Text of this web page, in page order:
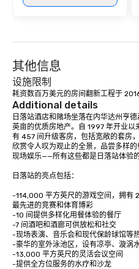
其他信息
设施限制
耗资数百万美元的房间翻新工程于
Additional details
日落站酒店和赌场坐落在内华达州亨
英亩的优质房地产。自 1997 年开业
有 457 间升级客房，包括宽敞的套房
欣赏令人叹为观止的全景，品尝多样
现场娱乐——所有这些都是日落站体验
日落站的亮点包括：
-114,000 平方英尺的游戏空间，拥有
最先进的竞赛和体育博彩
-10 间提供多样化用餐体验的餐厅
-7 间酒吧和酒廊可供放松和社交
-现场表演、音乐会和现代保龄球馆等
-豪华的室外泳池区，设有凉亭、漩涡
-13,000 平方英尺的灵活会议空间
-提供全方位服务的水疗和沙龙